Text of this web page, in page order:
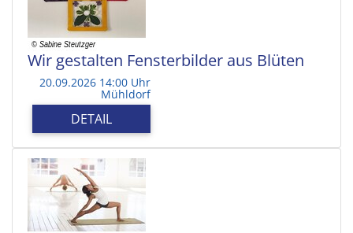
Wir gestalten Fensterbilder aus Blüten
20.09.2026 14:00 Uhr
Mühldorf
DETAIL